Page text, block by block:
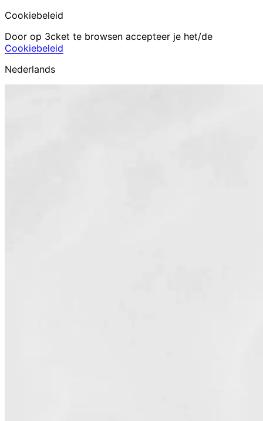
Cookiebeleid
Door op 3cket te browsen accepteer je het/de
Cookiebeleid
Nederlands